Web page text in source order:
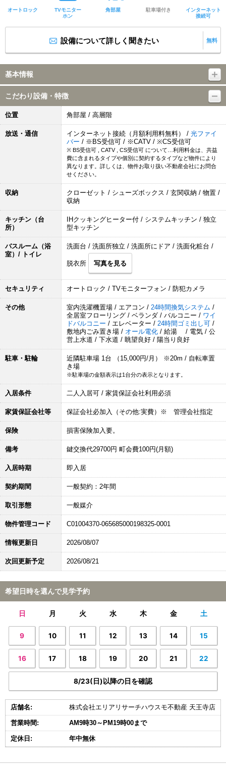
オートロック
TVモニター
ホン
角部屋 駐車場付き
インターネット
接続可
設備について詳しく聞きたい 無料
基本情報
こだわり設備・特徴
位置 角部屋 / 高層階
放送・通信 インターネット接続（月額利用料無料） / 光ファイ
バー / ※BS受信可 / ※CATV / ※CS受信可
※ BS受信可 , CATV , CS受信可 について…利用料金は、共益
費に含まれるタイプや個別に契約するタイプなど物件により
異なります。詳しくは、物件お取り扱い不動産会社にお問合
せください。
収納
クローゼット / シューズボックス / 玄関収納 / 物置 /
収納
キッチン（台
所）
IHクッキングヒーター付 / システムキッチン / 独立
型キッチン
バスルーム（浴
室）/ トイレ
洗面台 / 洗面所独立 / 洗面所にドア / 洗面化粧台 /
脱衣所 写真を見る
セキュリティ オートロック / TVモニターフォン / 防犯カメラ
その他 室内洗濯機置場 / エアコン / 24時間換気システム /
全居室フローリング / ベランダ / バルコニー / ワイ
ドバルコニー / エレベーター / 24時間ゴミ出し可 /
敷地内ごみ置き場 / オール電化 / 給湯 / 電気 / 公
営上水道 / 下水道 / 眺望良好 / 陽当り良好
駐車・駐輪
近隣駐車場 1台 （15,000円/月） ※20m / 自転車置
き場
※駐車場の金額表示は1台分の表示となります。
入居条件 二人入居可 / 家賃保証会社利用必須
家賃保証会社等 保証会社必加入（その他:実費）※ 管理会社指定
保険 損害保険加入要。
備考 鍵交換代29700円 町会費100円(月額)
入居時期 即入居
契約期間 一般契約：2年間
取引形態 一般媒介
物件管理コード C01004370-065685000198325-0001
情報更新日 2026/08/07
次回更新予定 2026/08/21
希望日時を選んで見学予約
日 月 火 水 木 金 土
9 10 11 12 13 14 15
16 17 18 19 20 21 22
8/23(日)以降の日を確認
店舗名: 株式会社エリアリサーチハウスモ不動産 天王寺店
営業時間: AM9時30～PM19時00まで
定休日: 年中無休